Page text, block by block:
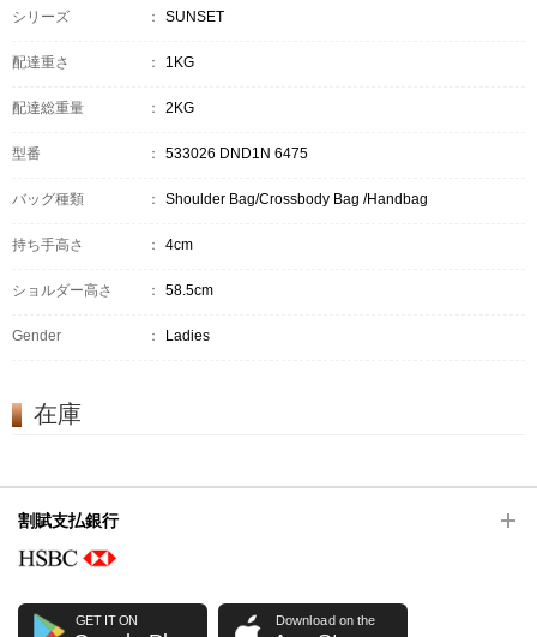
シリーズ ： SUNSET
配達重さ ： 1KG
配達総重量 ： 2KG
型番 ： 533026 DND1N 6475
バッグ種類 ： Shoulder Bag/Crossbody Bag /Handbag
持ち手高さ ： 4cm
ショルダー高さ ： 58.5cm
Gender ： Ladies
在庫
割賦支払銀行
GET IT ON Download on the